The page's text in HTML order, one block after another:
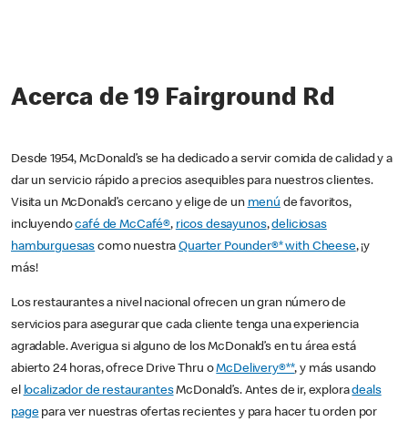
Acerca de 19 Fairground Rd
Desde 1954, McDonald’s se ha dedicado a servir comida de calidad y a
dar un servicio rápido a precios asequibles para nuestros clientes.
Visita un McDonald’s cercano y elige de un menú de favoritos,
incluyendocafé de McCafé®, ricos desayunos,deliciosas
hamburguesas como nuestraQuarter Pounder®* with Cheese, ¡y
más!
Los restaurantes a nivel nacional ofrecen un gran número de
servicios para asegurar que cada cliente tenga una experiencia
agradable. Averigua si alguno de los McDonald’s en tu área está
abierto 24 horas, ofrece Drive Thru oMcDelivery®**, y más usando
el localizador de restaurantesMcDonald’s. Antes de ir, exploradeals
pagepara ver nuestras ofertas recientes y para hacer tu orden por